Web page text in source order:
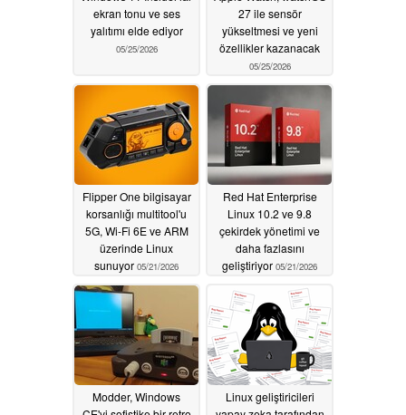
ekran tonu ve ses
yalıtımı elde ediyor
05/25/2026
27 ile sensör
yükseltmesi ve yeni
özellikler kazanacak
05/25/2026
Flipper One bilgisayar
korsanlığı multitool'u
5G, Wi-Fi 6E ve ARM
üzerinde Linux
sunuyor 05/21/2026
Red Hat Enterprise
Linux 10.2 ve 9.8
çekirdek yönetimi ve
daha fazlasını
geliştiriyor 05/21/2026
Modder, Windows
Linux geliştiricileri